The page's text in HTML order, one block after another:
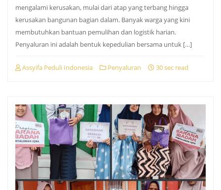
mengalami kerusakan, mulai dari atap yang terbang hingga
kerusakan bangunan bagian dalam. Banyak warga yang kini
membutuhkan bantuan pemulihan dan logistik harian.
Penyaluran ini adalah bentuk kepedulian bersama untuk […]
Assyifa Peduli Indonesia Penyaluran 30 sec read